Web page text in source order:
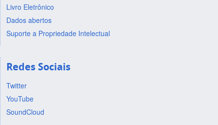
Livro Eletrônico
Dados abertos
Suporte a Propriedade Intelectual
Redes Sociais
Twitter
YouTube
SoundCloud